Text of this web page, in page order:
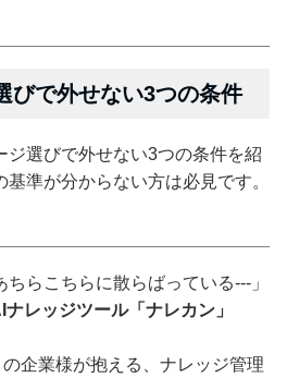
びで外せない3つの条件
ジ選びで外せない3つの条件を紹
準が分からない方は必見です。
ちらこちらに散らばっている---」
レッジツール「ナレカン」
企業様が抱える、ナレッジ管理